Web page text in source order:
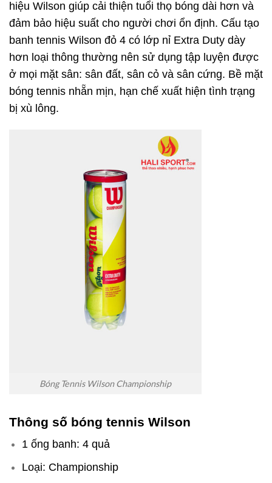
hiệu Wilson giúp cải thiện tuổi thọ bóng dài hơn và
đảm bảo hiệu suất cho người chơi ổn định. Cấu tạo
banh tennis Wilson đỏ 4 có lớp nỉ Extra Duty dày
hơn loại thông thường nên sử dụng tập luyện được
ở mọi mặt sân: sân đất, sân cỏ và sân cứng. Bề mặt
bóng tennis nhẵn mịn, hạn chế xuất hiện tình trạng
bị xù lông.
Bóng Tennis Wilson Championship
Thông số bóng tennis Wilson
1 ống banh: 4 quả
Loại: Championship